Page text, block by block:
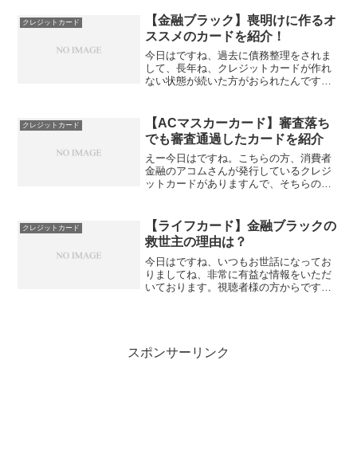
フカードのchのゴールドカードね、今
回、取得されたんで ...
クレジットカード
【金融ブラック】喪明けに作るオ
ススメのカードを紹介！
今日はですね、過去に債務整理をされま
して、長年ね、クレジットカードが作れ
ない状態が続いた方がおられたんですけ
れたんですけども、まだ、唯一、作れな
いクレジットカードとい...
クレジットカード
【ACマスカーカード】審査落ち
でも審査通過したカードを紹介
えー今日はですね。こちらの方、消費者
金融のアコムさんが発行しているクレジ
ットカードがありますんで、そちらの方
か、 で、このマスターカードってドーン
って大きく書いてある...
クレジットカード
【ライフカード】金融ブラックの
救世主の理由は？
今日はですね、いつもお世話になってお
りましてね、非常に有益な情報をいただ
いております。視聴者様の方からです
スポンサーリンク